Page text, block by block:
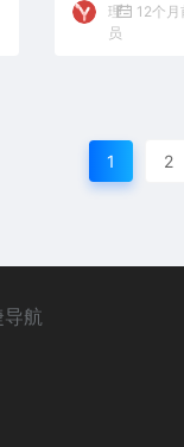
理
员
12个月
1 2
导航